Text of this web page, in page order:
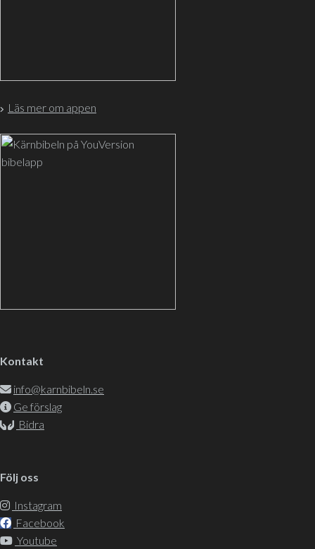
Läs mer om appen
Kontakt
info@karnbibeln.se
Ge förslag
Bidra
Följ oss
Instagram
Facebook
Youtube